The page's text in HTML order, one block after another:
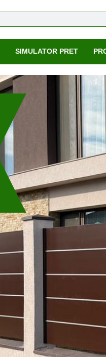
SIMULATOR PRET